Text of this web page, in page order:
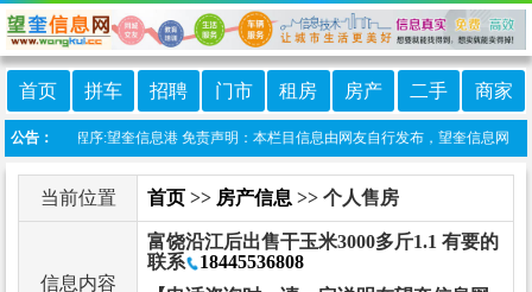
首页 拼车 招聘 门市 租房 房产 二手 商家
公告：
线微信小程序:望奎信息港 免责声明：本栏目信息由网友自行发布，望奎信息网不
当前位置 首页 >> 房产信息 >> 个人售房
信息内容
富饶沿江后出售干玉米3000多斤1.1 有要的
联系
18445536808